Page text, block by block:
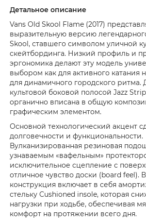
Детальное описание
Vans Old Skool Flame (2017)
выразительную версию
Skool, ставшего символом уличной
скейтбординга. Низкий профиль и
эргономика делают эту модель
выбором как для активного катания
для динамичного городского ритма.
культовой боковой полосой Jazz
органично вписана в общую
графическим элементом.
Основной технологический акцент
долговечности и функциональности.
Вулканизированная резиновая
узнаваемым «вафельным»
исключительное сцепление с
отличное чувство доски (board feel).
конструкция включает в себя
стельку Cushioned insole, которая
нагрузки при ходьбе, обеспечивая
комфорт на протяжении всего дня.